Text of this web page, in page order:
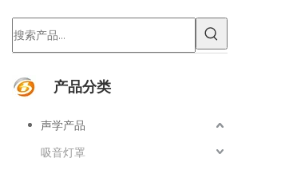
产品分类
声学产品
吸音灯罩